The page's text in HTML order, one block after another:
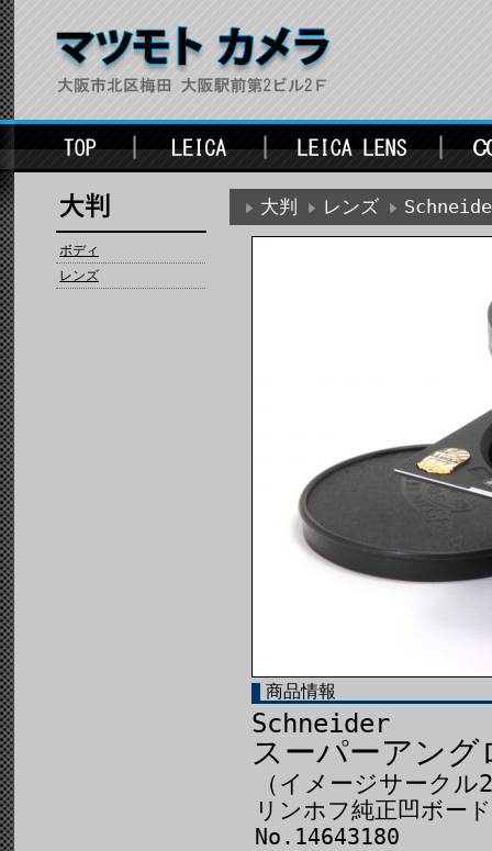
ボディ
レンズ
大判 レンズ
商品情報
Schneider
スーパーアン
（イメージサークル
リンホフ純正凹ボー
No.14643180